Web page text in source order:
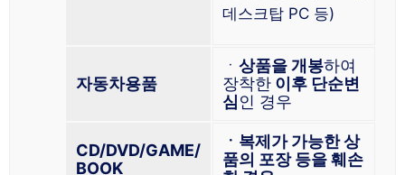
데스크탑 PC 등)
자동차용품
ㆍ 상품을 개봉하여
장착한 이후 단순변
심인 경우
CD/DVD/GAME/
BOOK
ㆍ복제가 가능한 상
품의 포장 등을 훼손